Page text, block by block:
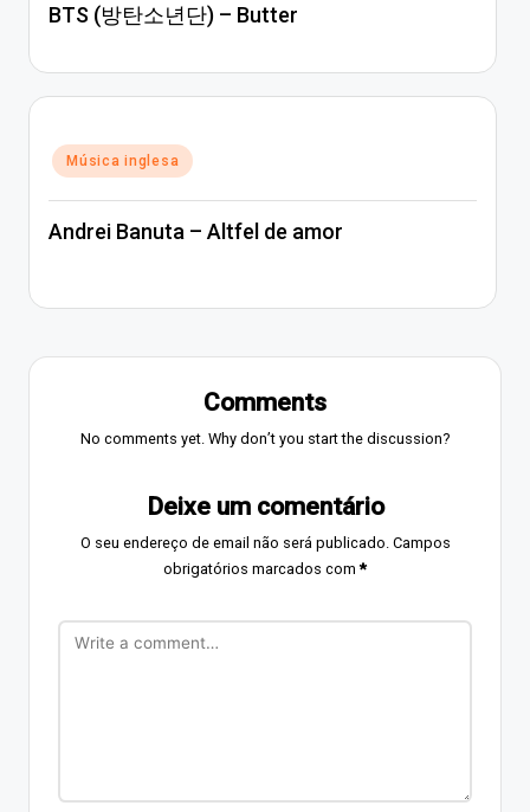
BTS (방탄소년단) – Butter
Posted
in
Música inglesa
Andrei Banuta – Altfel de amor
Comments
No comments yet. Why don’t you start the discussion?
Deixe um comentário
O seu endereço de email não será publicado. Campos
obrigatórios marcados com*